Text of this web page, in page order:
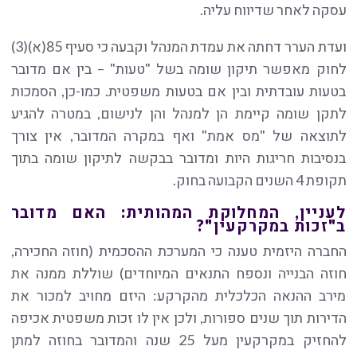
עסקה לאחר שדיווח עליה.
ועדת הערר דחתה את עמדת המנהל וקבעה כי סעיף 85(א)(3)
לחוק מאפשר תיקון שומה בשל "טעות" – בין אם מדובר
בטעות עובדתית ובין אם בטעות משפטית. כמו-כן, הסמכות
לתקן שומה קיימת הן למנהל והן לנישום, במטרה להגיע
לתוצאה של "מס אמת" ואף במקרה המדובר, אין צורך
בנסיבות חריגות היות ומדובר בבקשה לתיקון שומה בתוך
תקופת 4 השנים הקבועה בחוק.
לעניין, המחלוקת המהותית: האם מדובר
ב"זכות במקרקעין"?
החברה היזמית טענה כי המערכת ההסכמית (חוזה החכירה,
חוזה הבנייה ונספח התנאים המיוחדים) שוללת ממנה את
מירב ההנאה הכלכלית מהקרקע: היזם מחויב למכור את
הדירות תוך שנים ספורות, ולכן אין לו זכות משפטית אכיפה
להחזיק במקרקעין מעל 25 שנה והמדובר בחוזה למתן